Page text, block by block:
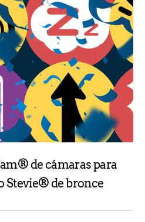
de cámaras para
Stevie® de bronce